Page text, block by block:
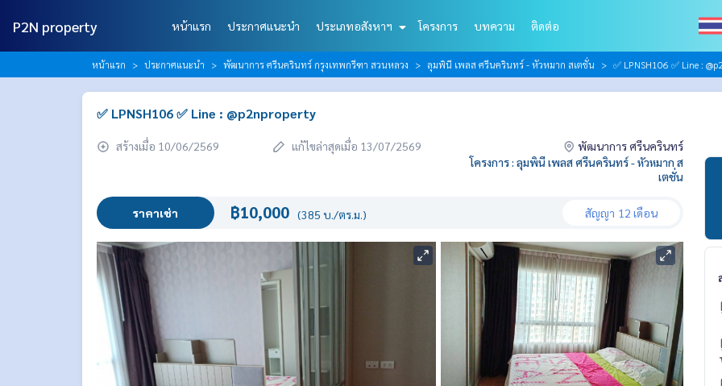
P2N property หน้าแรก ประกาศแนะนำ ประเภทอสังหาฯ โครงการ บทความ ติดต่อ
หน้าแรก ประกาศแนะนำ พัฒนาการ ศรีนครินทร์ กรุงเทพกรีฑา สวนหลวง ลุมพินี เพลส ศรีนครินทร์ - หัวหมาก สเตชั่น ✅ LPNSH106 ✅ Line :
✅ LPNSH106 ✅ Line : @p2nproperty
สร้างเมื่อ 10/06/2569 แก้ไขล่าสุดเมื่อ 13/07/2569
พัฒนาการ ศรีนครินทร์
โครงการ : ลุมพินี เพลส ศรีนครินทร์ - หัวหมาก ส
เตชั่น
ราคาเช่า ฿10,000 (385 บ./ตร.ม.) สัญญา 12 เดือน